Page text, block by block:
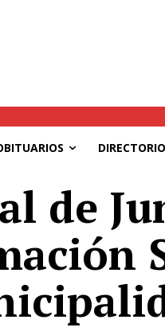
coordinan nuevas
DIRECTORIO
de